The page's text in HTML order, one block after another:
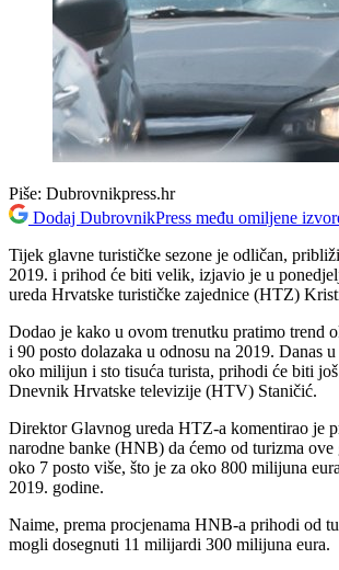
Piše: Dubrovnikpress.hr
Dodaj DubrovnikPress među omiljene
Tijek glavne turističke sezone je odličan,
2019. i prihod će biti velik, izjavio je u
ureda Hrvatske turističke zajednice (HTZ)
Dodao je kako u ovom trenutku pratimo trend
i 90 posto dolazaka u odnosu na 2019. Danas
oko milijun i sto tisuća turista, prihodi će biti
Dnevnik Hrvatske televizije (HTV) Staničić.
Direktor Glavnog ureda HTZ-a komentirao je
narodne banke (HNB) da ćemo od turizma
oko 7 posto više, što je za oko 800 milijuna
2019. godine.
Naime, prema procjenama HNB-a prihodi od
mogli dosegnuti 11 milijardi 300 milijuna eura.